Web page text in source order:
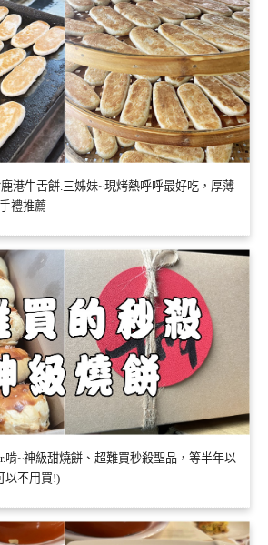
港牛舌餅.三姊妹~現烤熱呼呼最好吃，厚薄
禮推薦
啃~神級甜燒餅、超難買秒殺聖品，等半年以
以不用買!)